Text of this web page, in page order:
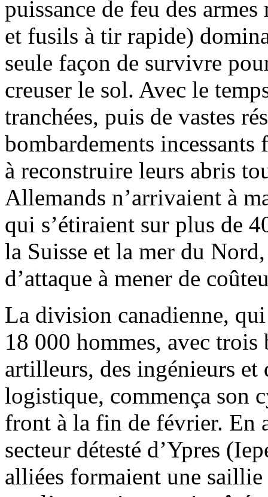
puissance de feu des
et fusils à tir rapide)
seule façon de survivre
creuser le sol. Avec le
tranchées, puis de vastes
bombardements incessants
à reconstruire leurs abris
Allemands n’arrivaient à
qui s’étiraient sur plus de
la Suisse et la mer du
d’attaque à mener de
La division canadienne,
18 000 hommes, avec trois
artilleurs, des ingénieurs et
logistique, commença son
front à la fin de février. En
secteur détesté d’Ypres
alliées formaient une